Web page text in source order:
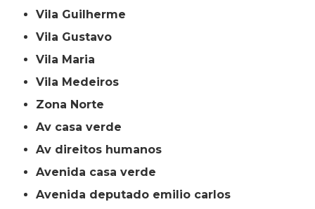
Vila Guilherme
Vila Gustavo
Vila Maria
Vila Medeiros
Zona Norte
av casa verde
av direitos humanos
avenida casa verde
avenida deputado emilio carlos